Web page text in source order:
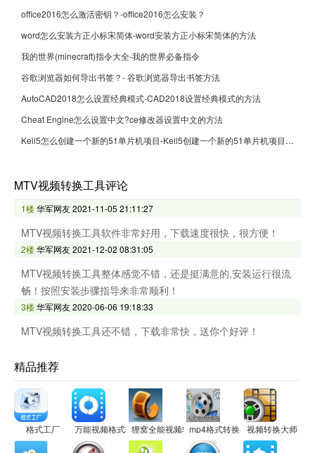
office2016怎么激活密钥？-office2016怎么安装？
word怎么安装方正小标宋简体-word安装方正小标宋简体的方法
我的世界(minecraft)指令大全-我的世界必备指令
谷歌浏览器如何导出书签？- 谷歌浏览器导出书签方法
AutoCAD2018怎么设置经典模式-CAD2018设置经典模式的方法
Cheat Engine怎么设置中文?ce修改器设置中文的方法
Keil5怎么创建一个新的51单片机项目-Keil5创建一个新的51单片机项目的方法
MTV视频转换工具评论
1楼华军网友2021-11-05 21:11:27
MTV视频转换工具软件非常好用，下载速度很快，很方便！
2楼华军网友2021-12-02 08:31:05
MTV视频转换工具整体感觉不错，还是挺满意的,安装运行很流
畅！按照安装步骤指导来非常顺利！
3楼华军网友2020-06-06 19:18:33
MTV视频转换工具还不错，下载非常快，送你个好评！
精品推荐
格式工厂 万能视频格式转换器狸窝全能视频转换器mp4格式转换器视频转换大师